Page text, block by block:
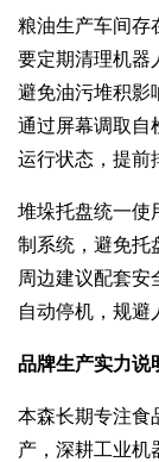
粮油生产车间存
要定期清理机器
避免油污堆积影
通过屏幕调取自
运行状态，提前
堆垛托盘统一使
制系统，避免托
周边建议配套安
自动停机，规避
品牌生产实力说
本森长期专注食
产，深耕工业机